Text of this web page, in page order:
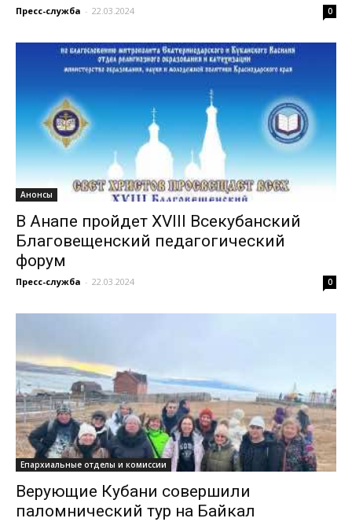
Пресс-служба - 22.03.2024 0
Анонсы
В Анапе пройдет XVIII Всекубанский
Благовещенский педагогический
форум
Пресс-служба - 22.03.2024 0
Епархиальные отделы и комиссии
Верующие Кубани совершили
паломнический тур на Байкал